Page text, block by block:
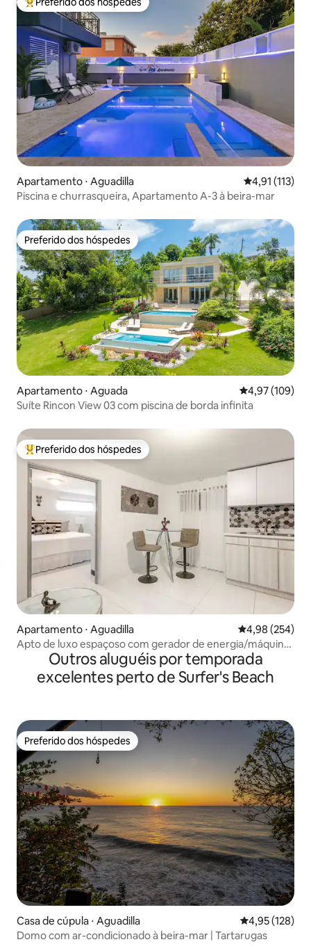
Entre os melhores preferidos dos hóspedes
Apartamento ⋅ Aguadilla 4,91 de uma
4,91 (113)
Piscina e churrasqueira, Apartamento A-3 à beira-mar
Preferido dos hóspedes
Preferido dos hóspedes
Apartamento ⋅ Aguada 4,97 de uma
4,97 (109)
Suíte Rincon View 03 com piscina de borda infinita
Entre os melhores preferidos dos hóspedes
Preferido dos hóspedes
Apartamento ⋅ Aguadilla 4,98 de uma
4,98 (254)
Apto de luxo espaçoso com gerador de energia/máquina
de lavar e secar roupa
Outros aluguéis por temporada
excelentes perto de Surfer's Beach
Preferido dos hóspedes
Preferido dos hóspedes
Casa de cúpula ⋅ Aguadilla 4,95 de uma
4,95 (128)
Domo com ar-condicionado à beira-mar | Tartarugas